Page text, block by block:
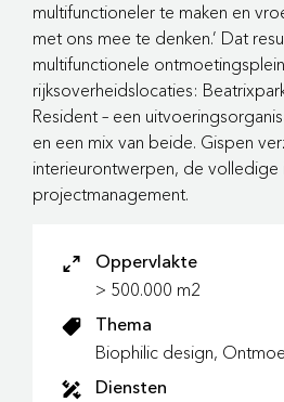
multifunctioneler te maken en
met ons mee te denken.’ Dat
multifunctionele
rijksoverheidslocaties:
Resident – een
en een mix van beide. Gispen
interieurontwerpen, de volledige
projectmanagement.
Oppervlakte
> 500.000 m2
Thema
Biophilic design,
Diensten